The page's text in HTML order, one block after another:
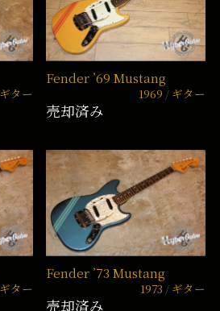
ギター
Fender ’69 Mustang
1969 ギター
売却済み
ギター
Fender ’73 Mustang
1973 ギター
売却済み